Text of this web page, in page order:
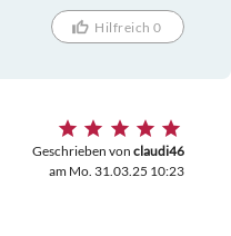
Eingang war
Hilfreich 0
Geschrieben von claudi46
am Mo. 31.03.25 10:23